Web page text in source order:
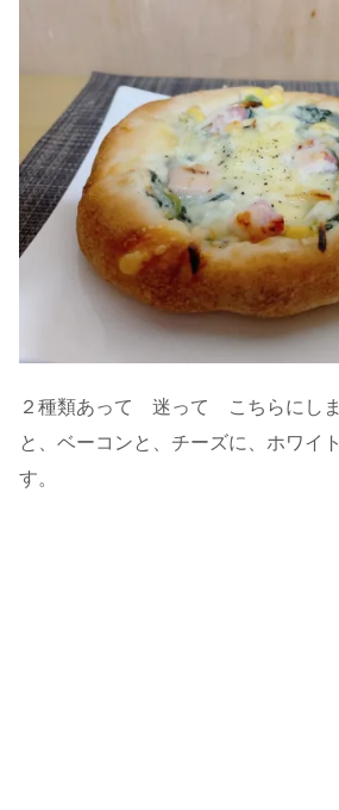
２種類あって 迷って こちらにし
と、ベーコンと、チーズに、ホワイ
す。